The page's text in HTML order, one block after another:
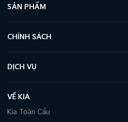
SẢN PHẨM
CHÍNH SÁCH
DỊCH VỤ
VỀ KIA
Kia Toàn Cầu